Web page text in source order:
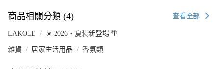
商品相關分類 (4) 查看全部
LAKOLE ☀️ 2026・夏裝新登場 🌴
雜貨 居家生活用品 香氛類